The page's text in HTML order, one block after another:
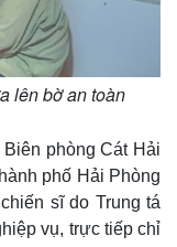
lên bờ an toàn
phòng Cát Hải
phố Hải Phòng
sĩ do Trung tá
vụ, trực tiếp chỉ